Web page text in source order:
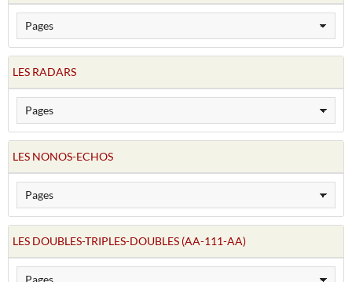
LES RADARS
LES NONOS-ECHOS
LES DOUBLES-TRIPLES-DOUBLES (AA-111-AA)